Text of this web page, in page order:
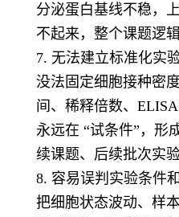
分泌蛋白基线不稳，
不起来，整个课题逻
7. 无法建立标准化实
没法固定细胞接种密
间、稀释倍数、ELISA
永远在 “试条件”，形
续课题、后续批次实
8. 容易误判实验条件
把细胞状态波动、样